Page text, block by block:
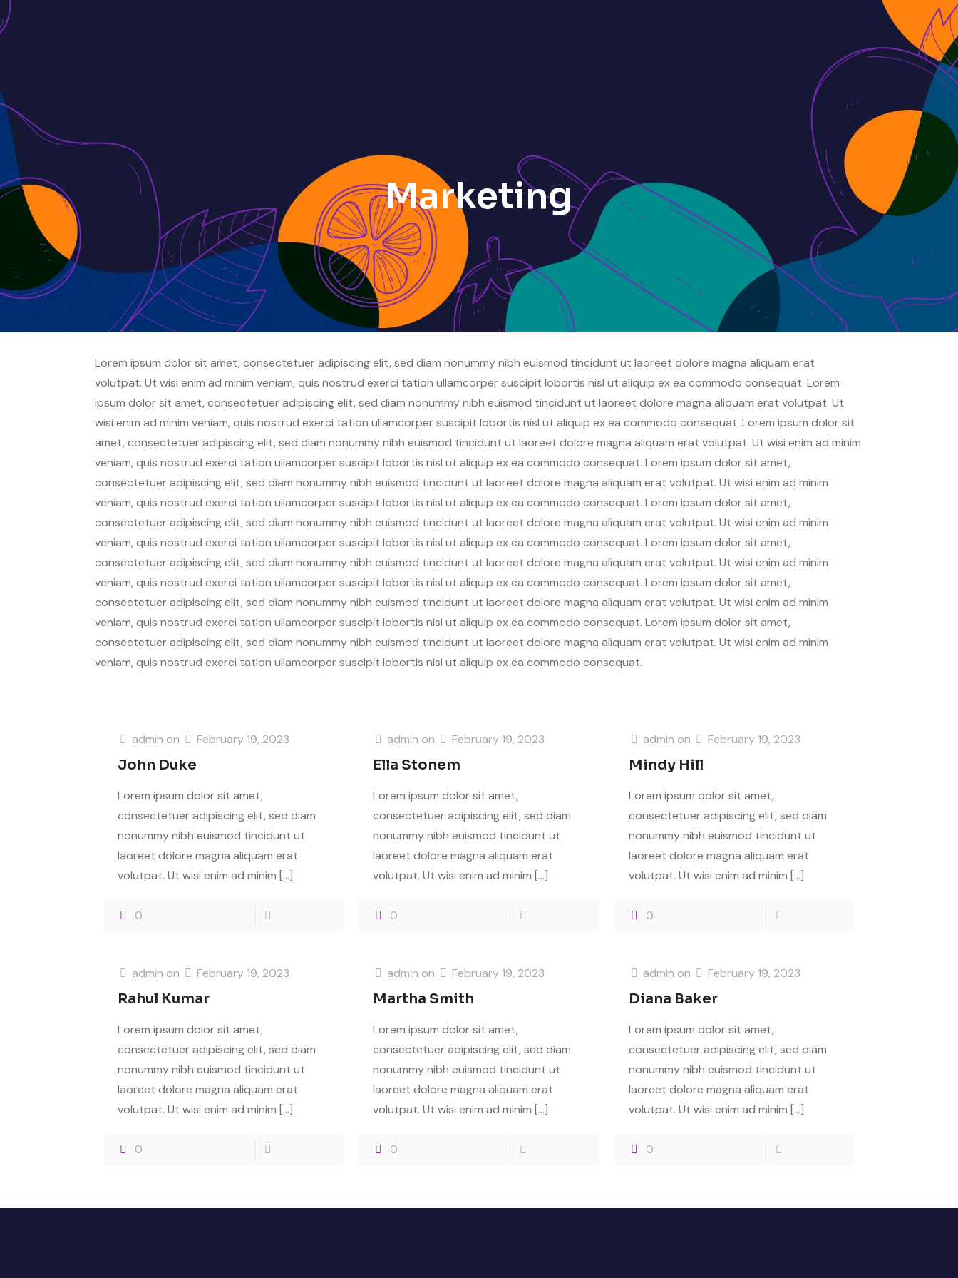
Marketing
Lorem ipsum dolor sit amet, consectetuer adipiscing elit, sed diam nonummy nibh euismod tincidunt ut laoreet dolore magna aliquam erat
volutpat. Ut wisi enim ad minim veniam, quis nostrud exerci tation ullamcorper suscipit lobortis nisl ut aliquip ex ea commodo consequat. Lorem
ipsum dolor sit amet, consectetuer adipiscing elit, sed diam nonummy nibh euismod tincidunt ut laoreet dolore magna aliquam erat volutpat. Ut
wisi enim ad minim veniam, quis nostrud exerci tation ullamcorper suscipit lobortis nisl ut aliquip ex ea commodo consequat. Lorem ipsum dolor sit
amet, consectetuer adipiscing elit, sed diam nonummy nibh euismod tincidunt ut laoreet dolore magna aliquam erat volutpat. Ut wisi enim ad minim
veniam, quis nostrud exerci tation ullamcorper suscipit lobortis nisl ut aliquip ex ea commodo consequat. Lorem ipsum dolor sit amet,
consectetuer adipiscing elit, sed diam nonummy nibh euismod tincidunt ut laoreet dolore magna aliquam erat volutpat. Ut wisi enim ad minim
veniam, quis nostrud exerci tation ullamcorper suscipit lobortis nisl ut aliquip ex ea commodo consequat. Lorem ipsum dolor sit amet,
consectetuer adipiscing elit, sed diam nonummy nibh euismod tincidunt ut laoreet dolore magna aliquam erat volutpat. Ut wisi enim ad minim
veniam, quis nostrud exerci tation ullamcorper suscipit lobortis nisl ut aliquip ex ea commodo consequat. Lorem ipsum dolor sit amet,
consectetuer adipiscing elit, sed diam nonummy nibh euismod tincidunt ut laoreet dolore magna aliquam erat volutpat. Ut wisi enim ad minim
veniam, quis nostrud exerci tation ullamcorper suscipit lobortis nisl ut aliquip ex ea commodo consequat. Lorem ipsum dolor sit amet,
consectetuer adipiscing elit, sed diam nonummy nibh euismod tincidunt ut laoreet dolore magna aliquam erat volutpat. Ut wisi enim ad minim
veniam, quis nostrud exerci tation ullamcorper suscipit lobortis nisl ut aliquip ex ea commodo consequat. Lorem ipsum dolor sit amet,
consectetuer adipiscing elit, sed diam nonummy nibh euismod tincidunt ut laoreet dolore magna aliquam erat volutpat. Ut wisi enim ad minim
veniam, quis nostrud exerci tation ullamcorper suscipit lobortis nisl ut aliquip ex ea commodo consequat.
admin on February 19, 2023
John Duke
Lorem ipsum dolor sit amet,
consectetuer adipiscing elit, sed diam
nonummy nibh euismod tincidunt ut
laoreet dolore magna aliquam erat
volutpat. Ut wisi enim ad minim […]
0
admin on February 19, 2023
Ella Stonem
Lorem ipsum dolor sit amet,
consectetuer adipiscing elit, sed diam
nonummy nibh euismod tincidunt ut
laoreet dolore magna aliquam erat
volutpat. Ut wisi enim ad minim […]
0
admin on February 19, 2023
Mindy Hill
Lorem ipsum dolor sit amet,
consectetuer adipiscing elit, sed diam
nonummy nibh euismod tincidunt ut
laoreet dolore magna aliquam erat
volutpat. Ut wisi enim ad minim […]
0
admin on February 19, 2023
Rahul Kumar
Lorem ipsum dolor sit amet,
consectetuer adipiscing elit, sed diam
nonummy nibh euismod tincidunt ut
laoreet dolore magna aliquam erat
volutpat. Ut wisi enim ad minim […]
0
admin on February 19, 2023
Martha Smith
Lorem ipsum dolor sit amet,
consectetuer adipiscing elit, sed diam
nonummy nibh euismod tincidunt ut
laoreet dolore magna aliquam erat
volutpat. Ut wisi enim ad minim […]
0
admin on February 19, 2023
Diana Baker
Lorem ipsum dolor sit amet,
consectetuer adipiscing elit, sed diam
nonummy nibh euismod tincidunt ut
laoreet dolore magna aliquam erat
volutpat. Ut wisi enim ad minim […]
0